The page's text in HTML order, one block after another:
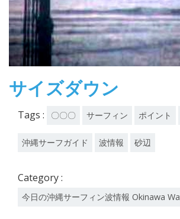
サイズダウン
Tags : 〇〇〇 サーフィン ポイント
沖縄サーフガイド 波情報 砂辺
Category :
今日の沖縄サーフィン波情報 Okinawa